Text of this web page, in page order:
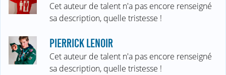
Cet auteur de talent n'a pas encore renseigné
sa description, quelle tristesse !
PIERRICK LENOIR
Cet auteur de talent n'a pas encore renseigné
sa description, quelle tristesse !